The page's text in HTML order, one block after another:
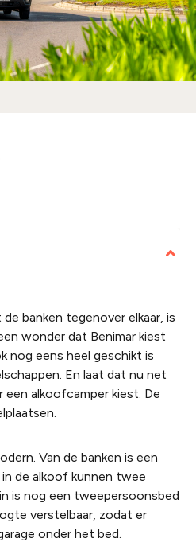
banken tegenover elkaar, is
wonder dat Benimar kiest
nog eens heel geschikt is
En laat dat nu net
alkoofcamper kiest. De
Van de banken is een
de alkoof kunnen twee
is nog een tweepersoonsbed
verstelbaar, zodat er
onder het bed.